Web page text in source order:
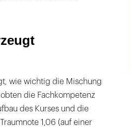
wie wichtig die Mischung
die Fachkompetenz
des Kurses und die
1,06 (auf einer